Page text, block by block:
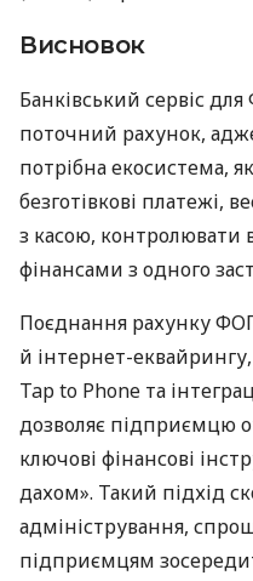
Висновок
Банківський сервіс
поточний рахунок,
потрібна екосистема,
безготівкові платежі,
з касою, контролювати
фінансами з одного
Поєднання рахунку
й інтернет-
Tap to Phone та
дозволяє підприємцю
ключові фінансові
дахом». Такий підхід
адміністрування,
підприємцям